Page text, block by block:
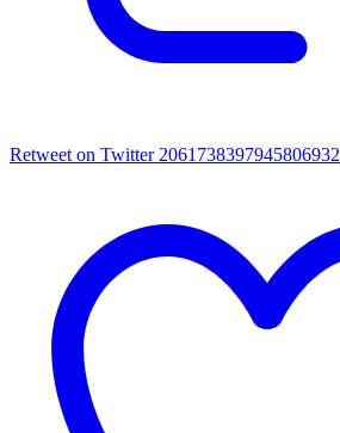
Retweet on Twitter 2061738397945806932